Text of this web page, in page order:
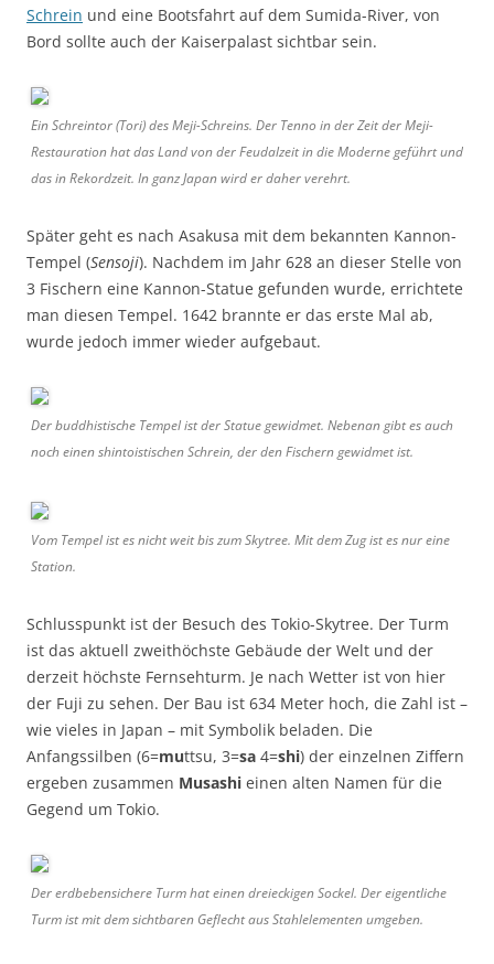
Schrein und eine Bootsfahrt auf dem Sumida-River, von
Bord sollte auch der Kaiserpalast sichtbar sein.
Ein Schreintor (Tori) des Meji-Schreins. Der Tenno in der Zeit der Meji-
Restauration hat das Land von der Feudalzeit in die Moderne geführt und
das in Rekordzeit. In ganz Japan wird er daher verehrt.
Später geht es nach Asakusa mit dem bekannten Kannon-
Tempel (Sensoji). Nachdem im Jahr 628 an dieser Stelle von
3 Fischern eine Kannon-Statue gefunden wurde, errichtete
man diesen Tempel. 1642 brannte er das erste Mal ab,
wurde jedoch immer wieder aufgebaut.
Der buddhistische Tempel ist der Statue gewidmet. Nebenan gibt es auch
noch einen shintoistischen Schrein, der den Fischern gewidmet ist.
Vom Tempel ist es nicht weit bis zum Skytree. Mit dem Zug ist es nur eine
Station.
Schlusspunkt ist der Besuch des Tokio-Skytree. Der Turm
ist das aktuell zweithöchste Gebäude der Welt und der
derzeit höchste Fernsehturm. Je nach Wetter ist von hier
der Fuji zu sehen. Der Bau ist 634 Meter hoch, die Zahl ist –
wie vieles in Japan – mit Symbolik beladen. Die
Anfangssilben (6=muttsu, 3=sa 4=shi) der einzelnen Ziffern
ergeben zusammen Musashi einen alten Namen für die
Gegend um Tokio.
Der erdbebensichere Turm hat einen dreieckigen Sockel. Der eigentliche
Turm ist mit dem sichtbaren Geflecht aus Stahlelementen umgeben.